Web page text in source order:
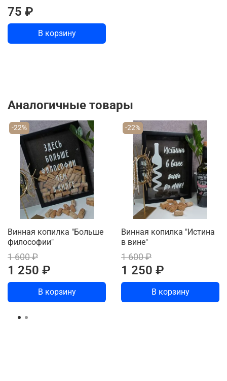
75 ₽
В корзину
Аналогичные товары
-22%
Винная копилка "Больше
философии"
1 600 ₽
1 250 ₽
В корзину
-22%
Винная копилка "Истина
в вине"
1 600 ₽
1 250 ₽
В корзину